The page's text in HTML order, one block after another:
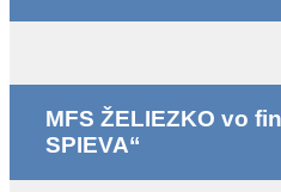
MFS ŽELIEZKO vo
SPIEVA“